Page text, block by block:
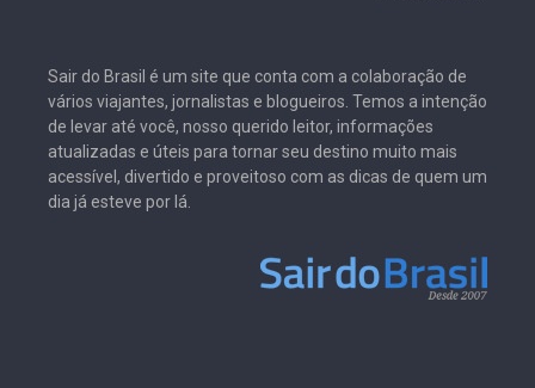
Sair do Brasil é um site que conta com a colaboração de
vários viajantes, jornalistas e blogueiros. Temos a intenção
de levar até você, nosso querido leitor, informações
atualizadas e úteis para tornar seu destino muito mais
acessível, divertido e proveitoso com as dicas de quem um
dia já esteve por lá.